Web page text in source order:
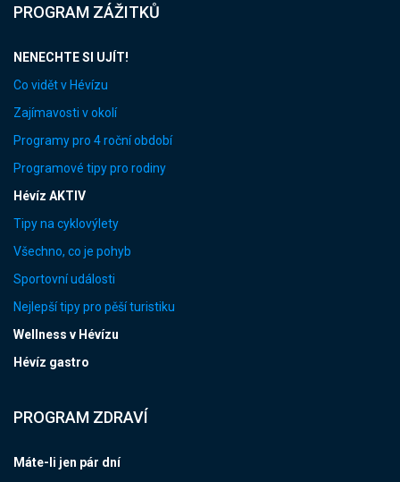
PROGRAM ZÁŽITKŮ
NENECHTE SI UJÍT!
Co vidět v Hévízu
Zajímavosti v okolí
Programy pro 4 roční období
Programové tipy pro rodiny
Hévíz AKTIV
Tipy na cyklovýlety
Všechno, co je pohyb
Sportovní události
Nejlepší tipy pro pěší turistiku
Wellness v Hévízu
Hévíz gastro
PROGRAM ZDRAVÍ
Máte-li jen pár dní